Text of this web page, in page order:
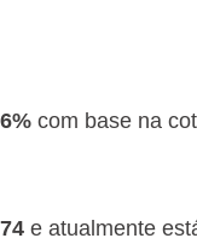
com base na
e atualmente